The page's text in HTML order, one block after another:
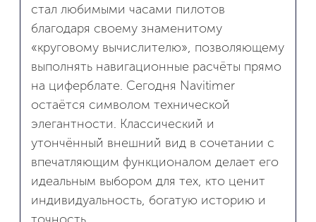
стал любимыми часами пилотов
благодаря своему знаменитому
«круговому вычислителю», позволяющему
выполнять навигационные расчёты прямо
на циферблате. Сегодня Navitimer
остаётся символом технической
элегантности. Классический и
утончённый внешний вид в сочетании с
впечатляющим функционалом делает его
идеальным выбором для тех, кто ценит
индивидуальность, богатую историю и
точность.